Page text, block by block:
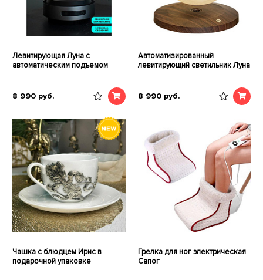
Левитирующая Луна с
автоматическим подъемом
8 990 руб.
Автоматизированный
левитирующий светильник Луна
8 990 руб.
Чашка с блюдцем Ирис в
подарочной упаковке
Грелка для ног электрическая
Сапог